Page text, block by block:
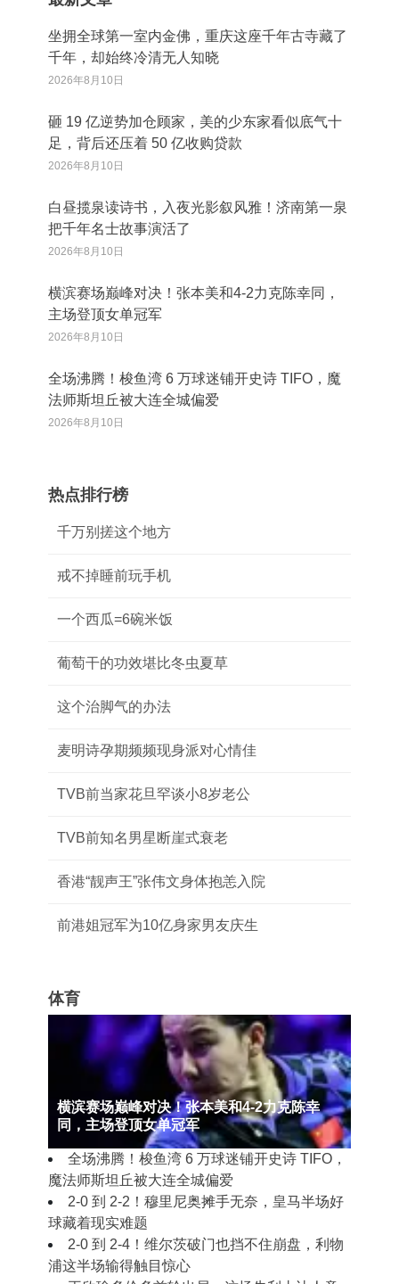
坐拥全球第一室内金佛，重庆这座千年古寺藏了
千年，却始终冷清无人知晓
2026年8月10日
砸 19 亿逆势加仓顾家，美的少东家看似底气十
足，背后还压着 50 亿收购贷款
2026年8月10日
白昼揽泉读诗书，入夜光影叙风雅！济南第一泉
把千年名士故事演活了
2026年8月10日
横滨赛场巅峰对决！张本美和4-2力克陈幸同，
主场登顶女单冠军
2026年8月10日
全场沸腾！梭鱼湾 6 万球迷铺开史诗 TIFO，魔
法师斯坦丘被大连全城偏爱
2026年8月10日
热点排行榜
千万别搓这个地方
戒不掉睡前玩手机
一个西瓜=6碗米饭
葡萄干的功效堪比冬虫夏草
这个治脚气的办法
麦明诗孕期频频现身派对心情佳
TVB前当家花旦罕谈小8岁老公
TVB前知名男星断崖式衰老
香港“靓声王”张伟文身体抱恙入院
前港姐冠军为10亿身家男友庆生
体育
横滨赛场巅峰对决！张本美和4-2力克陈幸
同，主场登顶女单冠军
全场沸腾！梭鱼湾 6 万球迷铺开史诗 TIFO，
魔法师斯坦丘被大连全城偏爱
2‑0 到 2‑2！穆里尼奥摊手无奈，皇马半场好
球藏着现实难题
2‑0 到 2‑4！维尔茨破门也挡不住崩盘，利物
浦这半场输得触目惊心